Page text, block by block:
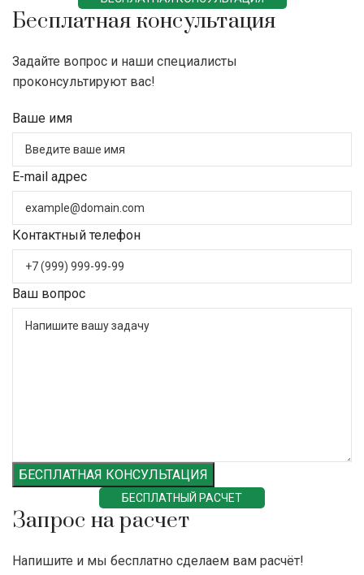
Бесплатная консультация
Задайте вопрос и наши специалисты
проконсультируют вас!
Ваше имя
E-mail адрес
Контактный телефон
Ваш вопрос
БЕСПЛАТНАЯ КОНСУЛЬТАЦИЯ
БЕСПЛАТНЫЙ РАСЧЕТ
Запрос на расчет
Напишите и мы бесплатно сделаем вам расчёт!